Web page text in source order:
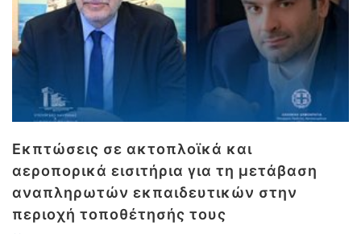
Εκπτώσεις σε ακτοπλοϊκά και
αεροπορικά εισιτήρια για τη μετάβαση
αναπληρωτών εκπαιδευτικών στην
περιοχή τοποθέτησής τους